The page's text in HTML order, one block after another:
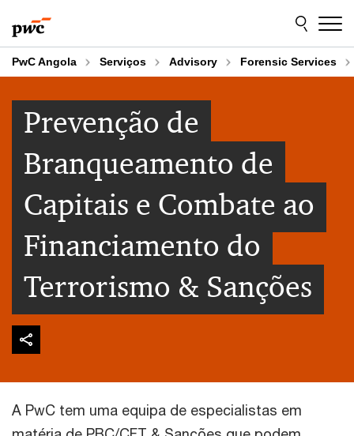
to
content
to
footer
PwC Angola Serviços Advisory Forensic Services
Prevenção de
Branqueamento de
Capitais e Combate ao
Financiamento do
Terrorismo & Sanções
A PwC tem uma equipa de especialistas em